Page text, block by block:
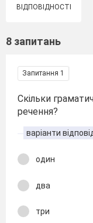
ВІДПОВІДНОСТІ
8 запитань
Запитання 1
Скільки
речення?
варіанти
один
два
три